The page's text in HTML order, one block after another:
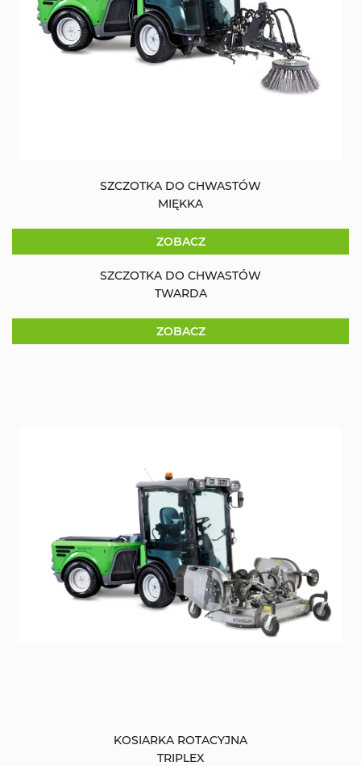
SZCZOTKA DO CHWASTÓW
MIĘKKA
ZOBACZ
SZCZOTKA DO CHWASTÓW
TWARDA
ZOBACZ
KOSIARKA ROTACYJNA
TRIPLEX